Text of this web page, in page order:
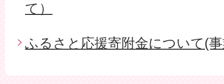
て）
ふるさと応援寄附金について(